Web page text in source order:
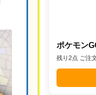
ポケモン
残り2点 ご注